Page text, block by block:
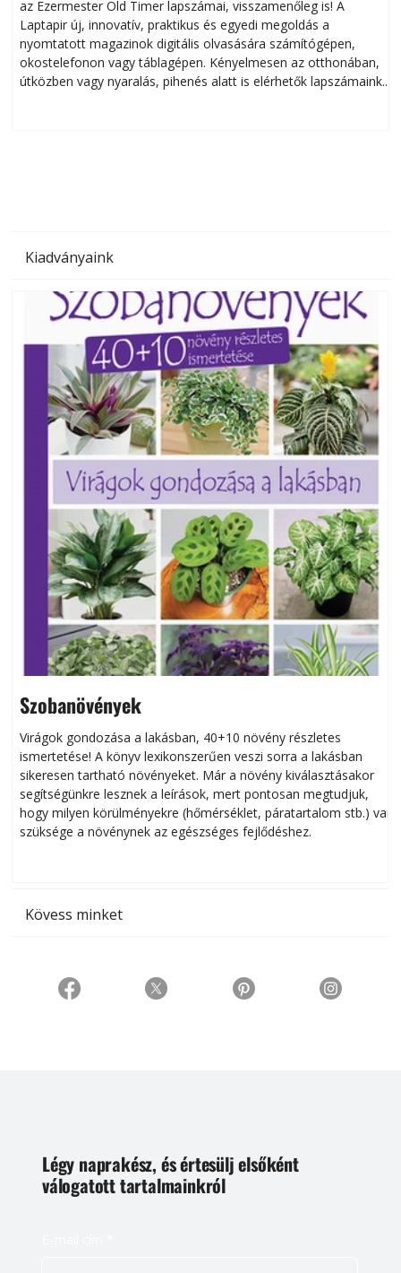
az Ezermester Old Timer lapszámai, visszamenőleg is! A
Laptapir új, innovatív, praktikus és egyedi megoldás a
nyomtatott magazinok digitális olvasására számítógépen,
okostelefonon vagy táblagépen. Kényelmesen az otthonában,
útközben vagy nyaralás, pihenés alatt is elérhetők lapszámaink.
Kiadványaink
Szobanövények
Virágok gondozása a lakásban, 40+10 növény részletes
ismertetése! A könyv lexikonszerűen veszi sorra a lakásban
sikeresen tart­ha­tó növényeket. Már a növény kiválasztásakor
segítségünkre lesznek a leírások, mert pontosan megtudjuk,
hogy milyen körülményekre (hőmérséklet, páratartalom stb.) van
szüksége a növénynek az egészséges fejlődéshez.
Kövess minket
Légy naprakész, és értesülj elsőként
válogatott tartalmainkról